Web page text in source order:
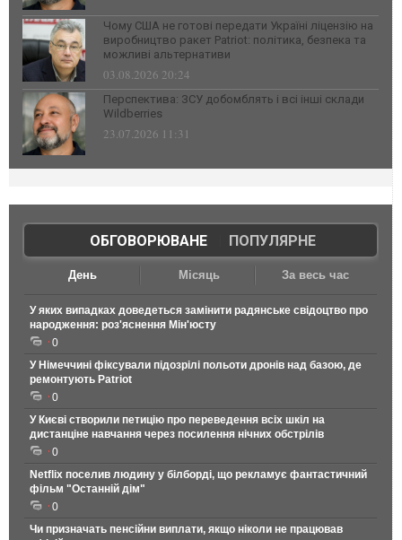
Чому США не готові передати Україні ліцензію на
виробництво ракет Patriot: політика, безпека та
можливі альтернативи
03.08.2026 20:24
Перспектива: ЗСУ добомблять і всі інші склади
Wildberries
23.07.2026 11:31
ОБГОВОРЮВАНЕ| ПОПУЛЯРНЕ
День Місяць За весь час
У яких випадках доведеться замінити радянське свідоцтво про
народження: роз'яснення Мін'юсту
0
У Німеччині фіксували підозрілі польоти дронів над базою, де
ремонтують Patriot
0
У Києві створили петицію про переведення всіх шкіл на
дистанціне навчання через посилення нічних обстрілів
0
Netflix поселив людину у білборді, що рекламує фантастичний
фільм "Останній дім"
0
Чи призначать пенсійни виплати, якщо ніколи не працював